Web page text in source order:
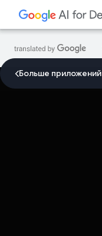
Больше приложений